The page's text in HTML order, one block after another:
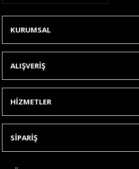
KURUMSAL
ALIŞVERİŞ
HİZMETLER
SİPARİŞ